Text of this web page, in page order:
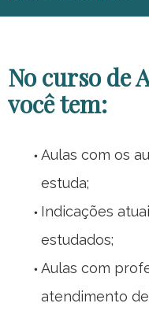
No curso de
você tem:
Aulas com os
estuda;
Indicações
estudados;
Aulas com
atendimento